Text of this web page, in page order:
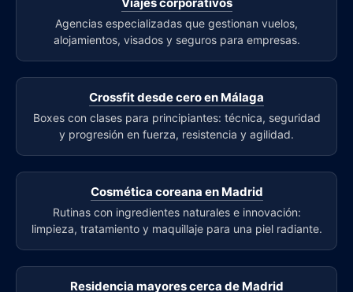
Agencias especializadas que gestionan vuelos,
alojamientos, visados y seguros para empresas.
Crossfit desde cero en Málaga
Boxes con clases para principiantes: técnica, seguridad
y progresión en fuerza, resistencia y agilidad.
Cosmética coreana en Madrid
Rutinas con ingredientes naturales e innovación:
limpieza, tratamiento y maquillaje para una piel radiante.
Residencia mayores cerca de Madrid